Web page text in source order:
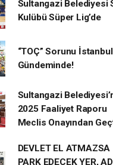
Sultangazi Belediyesi
Kulübü Süper Lig’de
“TOÇ” Sorunu
Gündeminde!
Sultangazi
2025 Faaliyet Raporu
Meclis Onayından
DEVLET EL ATMAZSA
PARK EDECEK YER,